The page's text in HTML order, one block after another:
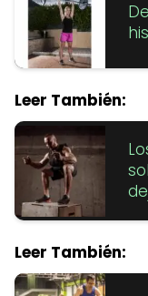
Leer También:
Leer También: